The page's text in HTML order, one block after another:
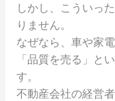
しかし、こういっ
りません。
なぜなら、車や家
「品質を売る」と
す。
不動産会社の経営